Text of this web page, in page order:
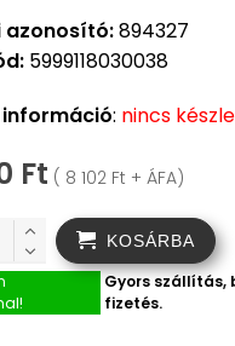
azonosító:894327
5999118030038
információ: nincs
Ft ( 8 102 Ft + ÁFA)
KOSÁRBA
Gyors szállítás,
fizetés.